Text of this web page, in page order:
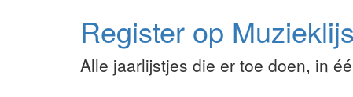
Register op
Alle jaarlijstjes die er toe doen, in